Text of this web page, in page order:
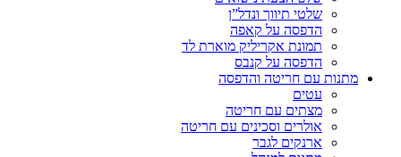
שלטי תיווך ונדל”ן
הדפסה על קאפה
תמונת אקריליק מוארת לד
הדפסה על קנבס
מתנות עם חריטה והדפסה
עטים
מצתים עם חריטה
אולרים וסכינים עם חריטה
ארנקים לגבר